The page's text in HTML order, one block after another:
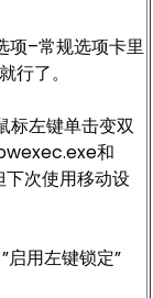
项–常规选项卡里
行了。
标左键单击变双
和
次使用移动设
启用左键锁定”